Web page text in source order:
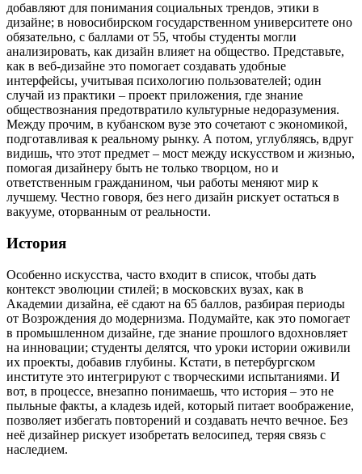
добавляют для понимания социальных трендов, этики в
дизайне; в новосибирском государственном университете оно
обязательно, с баллами от 55, чтобы студенты могли
анализировать, как дизайн влияет на общество. Представьте,
как в веб-дизайне это помогает создавать удобные
интерфейсы, учитывая психологию пользователей; один
случай из практики – проект приложения, где знание
обществознания предотвратило культурные недоразумения.
Между прочим, в кубанском вузе это сочетают с экономикой,
подготавливая к реальному рынку. А потом, углубляясь, вдруг
видишь, что этот предмет – мост между искусством и жизнью,
помогая дизайнеру быть не только творцом, но и
ответственным гражданином, чьи работы меняют мир к
лучшему. Честно говоря, без него дизайн рискует остаться в
вакууме, оторванным от реальности.
История
Особенно искусства, часто входит в список, чтобы дать
контекст эволюции стилей; в московских вузах, как в
Академии дизайна, её сдают на 65 баллов, разбирая периоды
от Возрождения до модернизма. Подумайте, как это помогает
в промышленном дизайне, где знание прошлого вдохновляет
на инновации; студенты делятся, что уроки истории оживили
их проекты, добавив глубины. Кстати, в петербургском
институте это интегрируют с творческими испытаниями. И
вот, в процессе, внезапно понимаешь, что история – это не
пыльные факты, а кладезь идей, который питает воображение,
позволяет избегать повторений и создавать нечто вечное. Без
неё дизайнер рискует изобретать велосипед, теряя связь с
наследием.